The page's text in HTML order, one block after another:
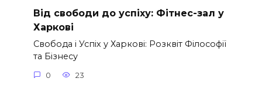
Від свободи до успіху: Фітнес-зал у
Харкові
Свобода і Успіх у Харкові: Розквіт Філософії
та Бізнесу
0 23